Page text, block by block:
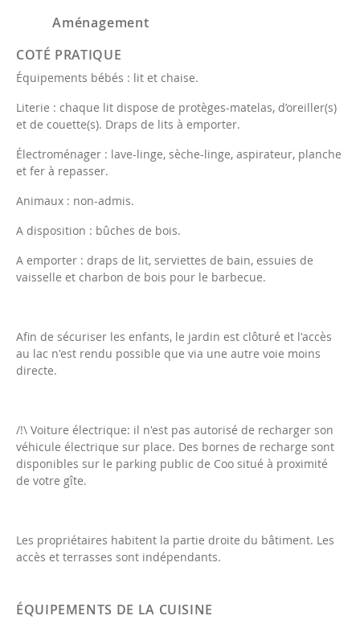
Aménagement
COTÉ PRATIQUE
Équipements bébés : lit et chaise.
Literie : chaque lit dispose de protèges-matelas, d’oreiller(s)
et de couette(s). Draps de lits à emporter.
Électroménager : lave-linge, sèche-linge, aspirateur, planche
et fer à repasser.
Animaux : non-admis.
A disposition : bûches de bois.
A emporter : draps de lit, serviettes de bain, essuies de
vaisselle et charbon de bois pour le barbecue.
Afin de sécuriser les enfants, le jardin est clôturé et l'accès
au lac n'est rendu possible que via une autre voie moins
directe.
/!\ Voiture électrique: il n'est pas autorisé de recharger son
véhicule électrique sur place. Des bornes de recharge sont
disponibles sur le parking public de Coo situé à proximité
de votre gîte.
Les propriétaires habitent la partie droite du bâtiment. Les
accès et terrasses sont indépendants.
ÉQUIPEMENTS DE LA CUISINE